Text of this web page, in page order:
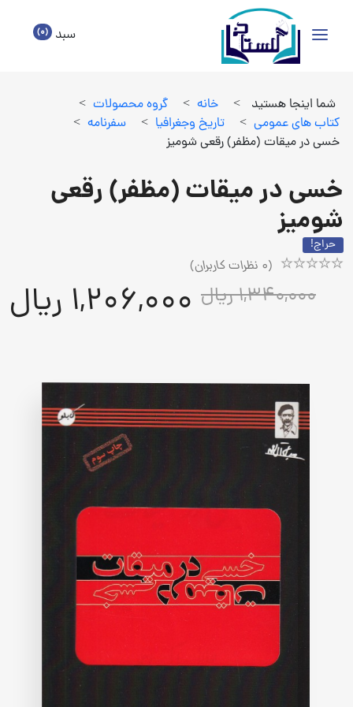
سبد (0)
شما اینجا هستید > خانه > گروه محصولات >
كتاب هاي عمومي > تاريخ وجغرافيا > سفرنامه >
خسی در میقات (مظفر) رقعی شومیز
خسی در میقات (مظفر) رقعی
شومیز
حراج!
(
0 نظرات کاربران)
1,340,000 ریال 1,206,000 ریال